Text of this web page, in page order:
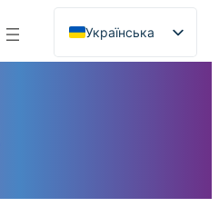
Українська
English